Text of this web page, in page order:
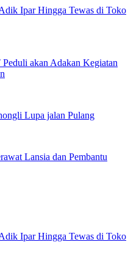
Ipar Hingga Tewas di Toko
akan Adakan Kegiatan
Lupa jalan Pulang
Lansia dan Pembantu
Ipar Hingga Tewas di Toko